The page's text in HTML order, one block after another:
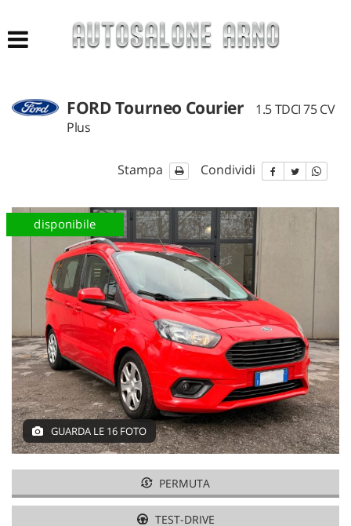
ACQUISTIAMO USATO
AZIENDA
ASSISTENZA
CONTATTI
FORD Tourneo Courier
1.5 TDCI 75 CV
Plus
Stampa Condividi
disponibile
GUARDA LE 16 FOTO
PERMUTA
TEST-DRIVE